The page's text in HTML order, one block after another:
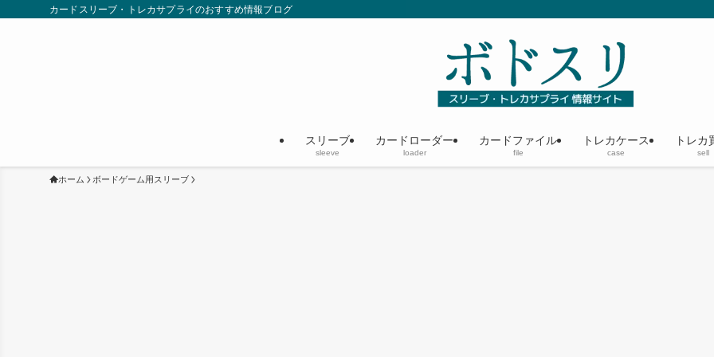
カードスリーブ・トレカサプライのおすすめ情報ブログ
スリーブ
sleeve
カードローダー
loader
カードファイル
file
トレカケース
case
トレカ
sell
ホーム ボードゲーム用スリーブ